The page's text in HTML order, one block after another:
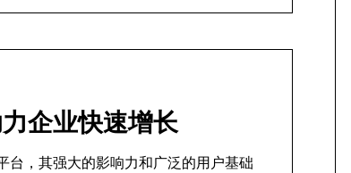
企业快速增长
台，其强大的影响力和广泛的用户基础